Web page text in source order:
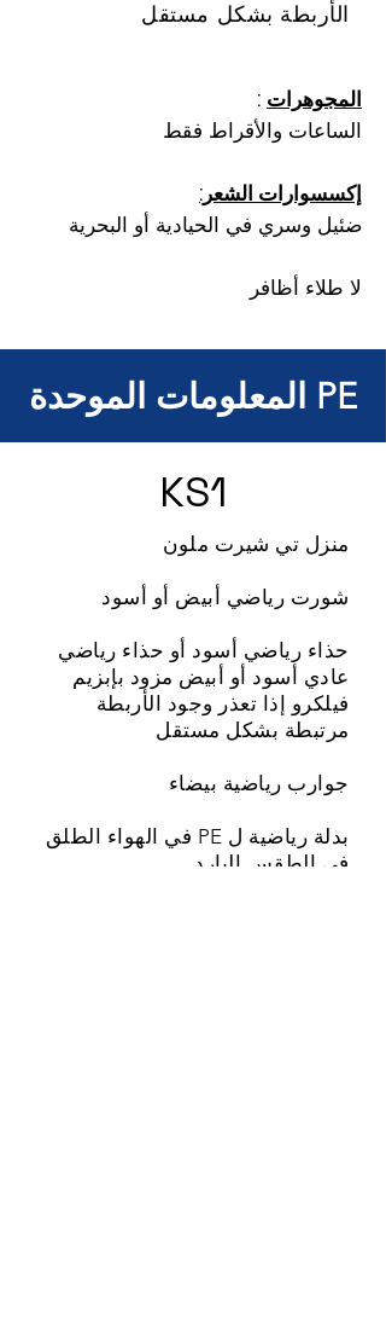
الأربطة بشكل مستقل
المجوهرات :
الساعات والأقراط فقط
إكسسوارات الشعر:
ضئيل وسري في الحيادية أو البحرية
لا طلاء أظافر
المعلومات الموحدة PE
KS1
منزل تي شيرت ملون
شورت رياضي أبيض أو أسود
حذاء رياضي أسود أو حذاء رياضي
عادي أسود أو أبيض مزود بإبزيم
فيلكرو إذا تعذر وجود الأربطة
مرتبطة بشكل مستقل
جوارب رياضية بيضاء
بدلة رياضية ل PE في الهواء الطلق
في الطقس البارد